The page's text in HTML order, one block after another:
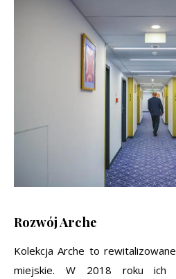
Rozwój Arche
Kolekcja Arche to
miejskie. W 2018 roku ich